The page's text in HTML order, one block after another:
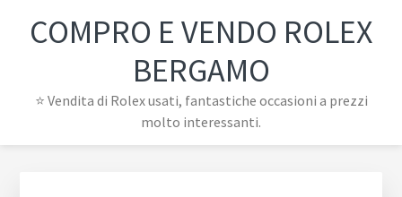
pagina
COMPRO E VENDO ROLEX
BERGAMO
⭐ Vendita di Rolex usati, fantastiche occasioni a prezzi
molto interessanti.